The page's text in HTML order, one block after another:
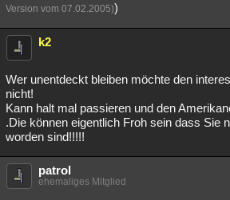
Version vom 07.02.2005))
k2
Wer unentdeckt bleiben möchte den
nicht!
Kann halt mal passieren und den
.Die können eigentlich Froh sein dass Sie
worden sind!!!!!
patrol
ehemaliges Mitglied